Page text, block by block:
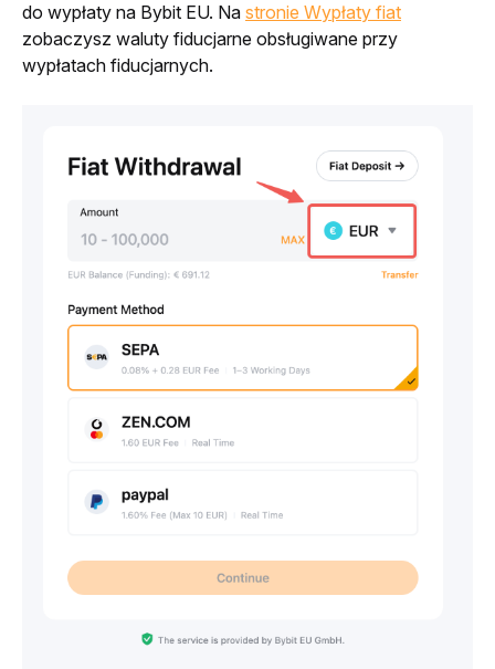
do wypłaty na Bybit EU. Na stronie Wypłaty fiat
zobaczysz waluty fiducjarne obsługiwane przy
wypłatach fiducjarnych.